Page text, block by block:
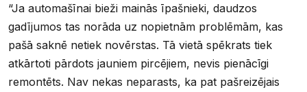
“Ja automašīnai bieži mainās īpašnieki, daudzos
gadījumos tas norāda uz nopietnām problēmām, kas
pašā saknē netiek novērstas. Tā vietā spēkrats tiek
atkārtoti pārdots jauniem pircējiem, nevis pienācīgi
remontēts. Nav nekas neparasts, ka pat pašreizējais